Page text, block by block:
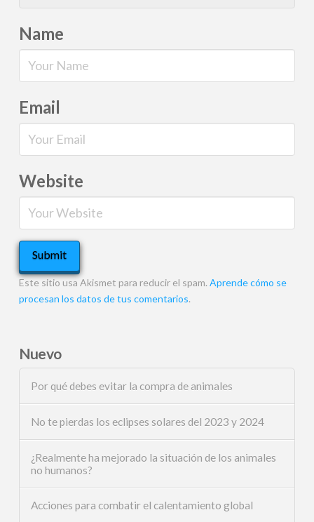
Name
Email
Website
Este sitio usa Akismet para reducir el spam. Aprende cómo se
procesan los datos de tus comentarios.
Nuevo
Por qué debes evitar la compra de animales
No te pierdas los eclipses solares del 2023 y 2024
¿Realmente ha mejorado la situación de los animales
no humanos?
Acciones para combatir el calentamiento global